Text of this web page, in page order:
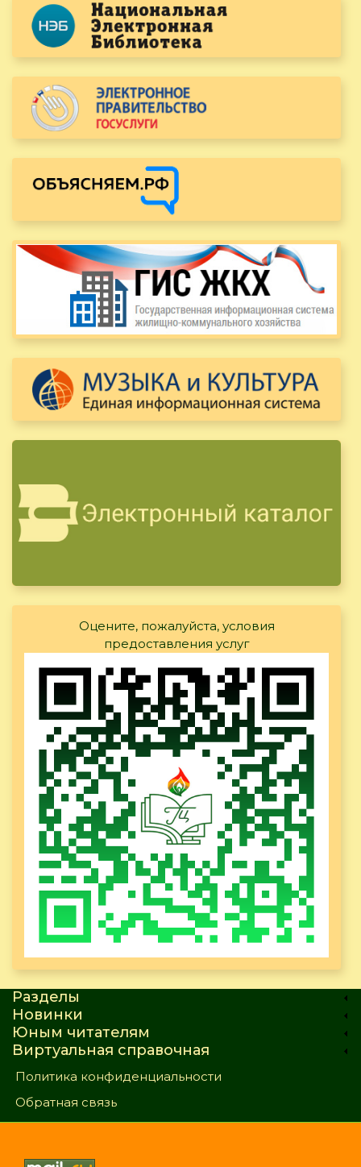
Оцените, пожалуйста, условия
предоставления услуг
Разделы
Новинки
Юным читателям
Виртуальная справочная
Политика конфиденциальности
Обратная связь